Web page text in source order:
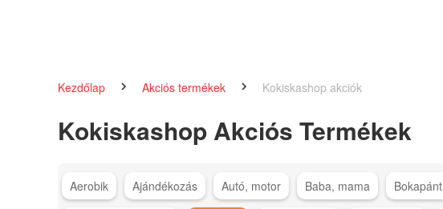
Kezdőlap Akciós termékek Kokiskashop akciók
Kokiskashop Akciós Termékek
Aerobik Ajándékozás Autó, motor Baba, mama Bokapánt